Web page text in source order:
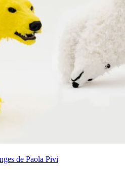
de Paola Pivi